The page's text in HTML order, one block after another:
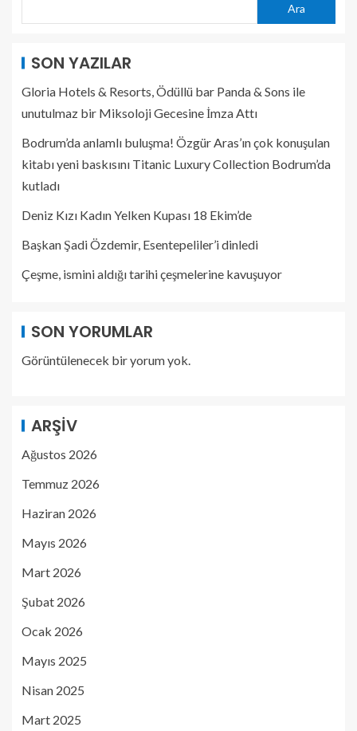
Ara
SON YAZILAR
Gloria Hotels & Resorts, Ödüllü bar Panda & Sons ile
unutulmaz bir Miksoloji Gecesine İmza Attı
Bodrum’da anlamlı buluşma! Özgür Aras’ın çok konuşulan
kitabı yeni baskısını Titanic Luxury Collection Bodrum’da
kutladı
Deniz Kızı Kadın Yelken Kupası 18 Ekim’de
Başkan Şadi Özdemir, Esentepeliler’i dinledi
Çeşme, ismini aldığı tarihi çeşmelerine kavuşuyor
SON YORUMLAR
Görüntülenecek bir yorum yok.
ARŞIV
Ağustos 2026
Temmuz 2026
Haziran 2026
Mayıs 2026
Mart 2026
Şubat 2026
Ocak 2026
Mayıs 2025
Nisan 2025
Mart 2025